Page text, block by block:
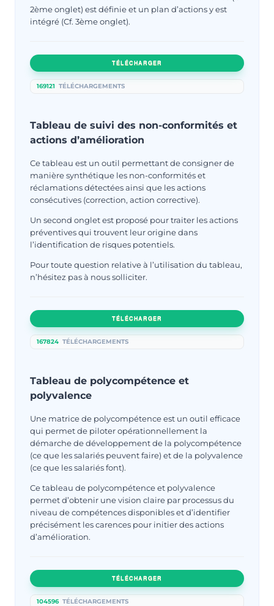
2ème onglet) est définie et un plan d’actions y est
intégré (Cf. 3ème onglet).
TÉLÉCHARGER
169121 TÉLÉCHARGEMENTS
Tableau de suivi des non-conformités et
actions d’amélioration
Ce tableau est un outil permettant de consigner de
manière synthétique les non-conformités et
réclamations détectées ainsi que les actions
consécutives (correction, action corrective).
Un second onglet est proposé pour traiter les actions
préventives qui trouvent leur origine dans
l’identification de risques potentiels.
Pour toute question relative à l’utilisation du tableau,
n’hésitez pas à nous solliciter.
TÉLÉCHARGER
167824 TÉLÉCHARGEMENTS
Tableau de polycompétence et
polyvalence
Une matrice de polycompétence est un outil efficace
qui permet de piloter opérationnellement la
démarche de développement de la polycompétence
(ce que les salariés peuvent faire) et de la polyvalence
(ce que les salariés font).
Ce tableau de polycompétence et polyvalence
permet d’obtenir une vision claire par processus du
niveau de compétences disponibles et d’identifier
précisément les carences pour initier des actions
d’amélioration.
TÉLÉCHARGER
104596 TÉLÉCHARGEMENTS